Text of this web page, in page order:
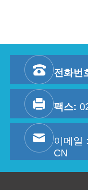
전화번
팩스:
이메일 :
CN